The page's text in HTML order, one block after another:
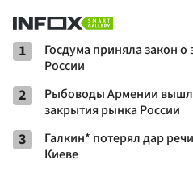
1
Госдума приняла закон
России
2
Рыбоводы Армении
закрытия рынка России
3
Галкин* потерял дар
Киеве